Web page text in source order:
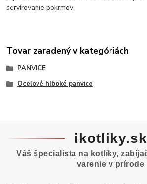
servírovanie pokrmov.
Tovar zaradený v kategóriách
PANVICE
Oceľové hlboké panvice
ikotliky.sk
Váš špecialista na kotlíky,
varenie v prírode